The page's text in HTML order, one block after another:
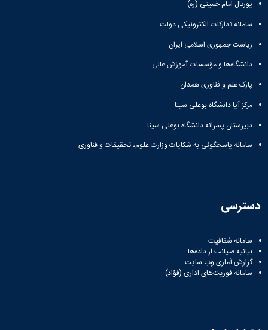
پورتال امام خمینی (ره)
سامانه تدارکات الکترونیکی دولت
ریاست جمهوری اسلامی ایران
دانشگاه‌ها و مؤسسات آموزش عالی
پارک علم و فناوری همدان
مرکز آپا دانشگاه بوعلی سینا
دبیرستان پسرانه دانشگاه بوعلی سینا
سامانه پاسخگوئی به شکایات وزارت علوم، تحقیقات و فناوری
دسترسی
سامانه شفافیت
بیانیه صیانت از داده‌ها
گزارش آماری وب‌ سایت
سامانه فوریت‌های اداری (فؤاد)